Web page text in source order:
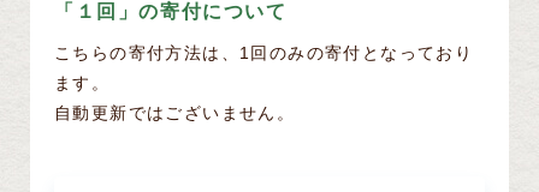
「１回」の寄付について
こちらの寄付方法は、1回のみの寄付となっており
ます。
自動更新ではございません。